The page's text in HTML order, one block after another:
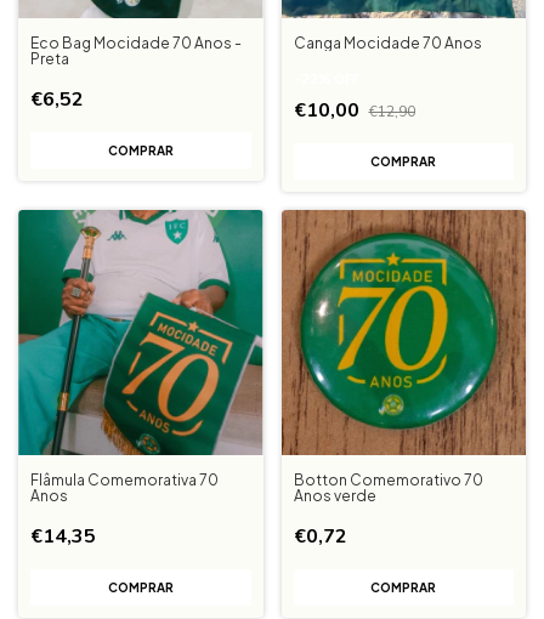
Eco Bag Mocidade 70 Anos -
Preta
€6,52
Canga Mocidade 70 Anos
€10,00 €12,90
Flâmula Comemorativa 70
Anos
€14,35
Botton Comemorativo 70
Anos verde
€0,72